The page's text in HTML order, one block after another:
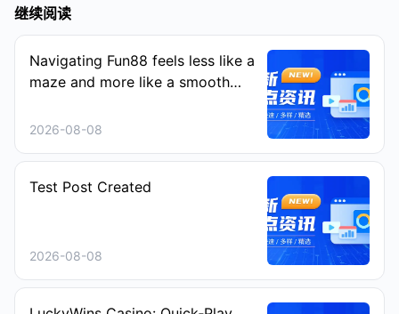
继续阅读
Navigating Fun88 feels less like a
maze and more like a smooth
2026-08-08
Test Post Created
2026-08-08